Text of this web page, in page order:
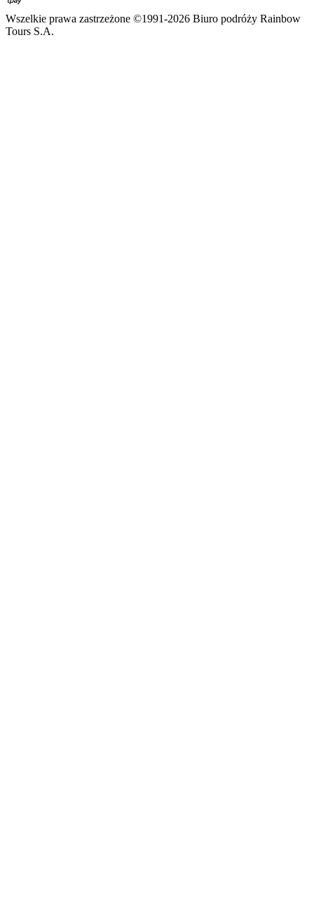
Wszelkie prawa zastrzeżone ©1991-2026 Biuro podróży Rainbow
Tours S.A.